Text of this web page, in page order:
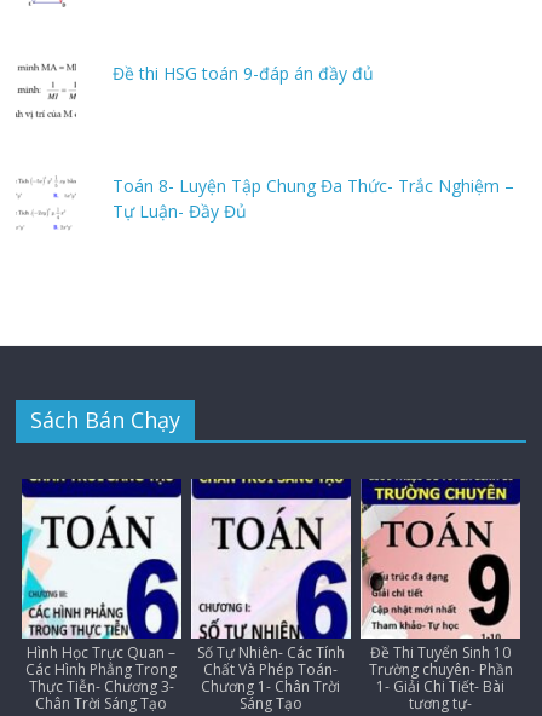
Đề thi HSG toán 9-đáp án đầy đủ
Toán 8- Luyện Tập Chung Đa Thức- Trắc Nghiệm –
Tự Luận- Đầy Đủ
Sách Bán Chạy
Hình Học Trực Quan –
Các Hình Phẳng Trong
Thực Tiễn- Chương 3-
Chân Trời Sáng Tạo
Số Tự Nhiên- Các Tính
Chất Và Phép Toán-
Chương 1- Chân Trời
Sáng Tạo
Đề Thi Tuyển Sinh 10
Trường chuyên- Phần
1- Giải Chi Tiết- Bài
tương tự-